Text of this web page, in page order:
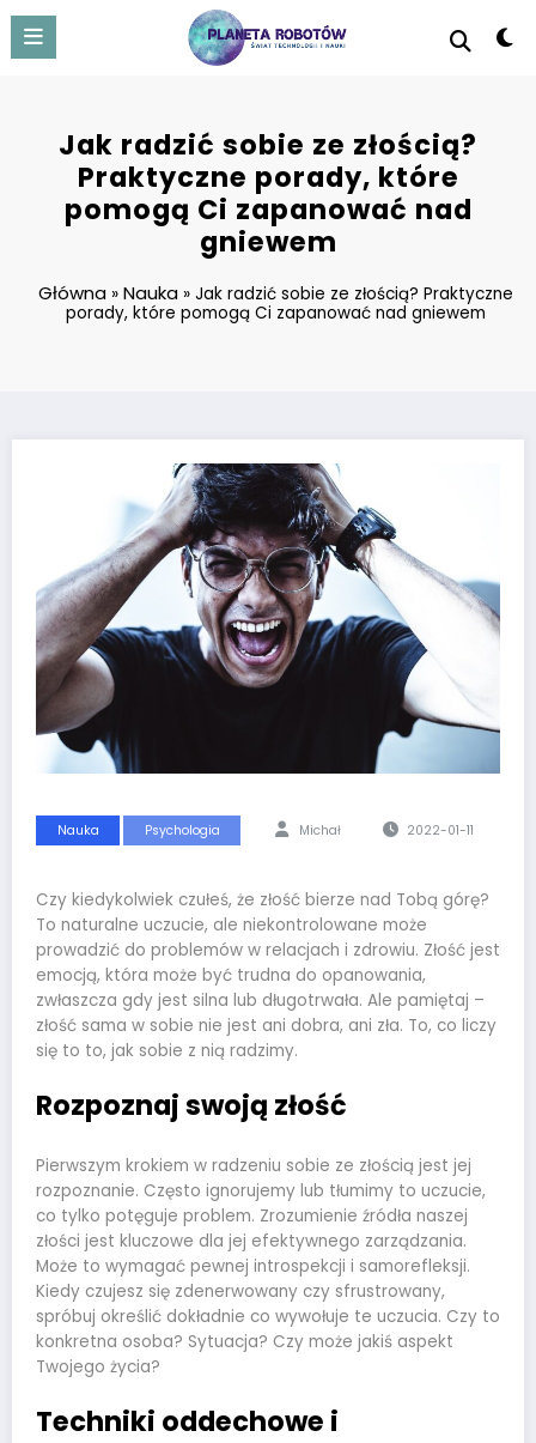
content
Jak radzić sobie ze złością?
Praktyczne porady, które
pomogą Ci zapanować nad
gniewem
Główna »Nauka »Jak radzić sobie ze złością? Praktyczne
porady, które pomogą Ci zapanować nad gniewem
Nauka Psychologia Michał 2022-01-11
Czy kiedykolwiek czułeś, że złość bierze nad Tobą górę?
To naturalne uczucie, ale niekontrolowane może
prowadzić do problemów w relacjach i zdrowiu. Złość jest
emocją, która może być trudna do opanowania,
zwłaszcza gdy jest silna lub długotrwała. Ale pamiętaj –
złość sama w sobie nie jest ani dobra, ani zła. To, co liczy
się to to, jak sobie z nią radzimy.
Rozpoznaj swoją złość
Pierwszym krokiem w radzeniu sobie ze złością jest jej
rozpoznanie. Często ignorujemy lub tłumimy to uczucie,
co tylko potęguje problem. Zrozumienie źródła naszej
złości jest kluczowe dla jej efektywnego zarządzania.
Może to wymagać pewnej introspekcji i samorefleksji.
Kiedy czujesz się zdenerwowany czy sfrustrowany,
spróbuj określić dokładnie co wywołuje te uczucia. Czy to
konkretna osoba? Sytuacja? Czy może jakiś aspekt
Twojego życia?
Techniki oddechowe i